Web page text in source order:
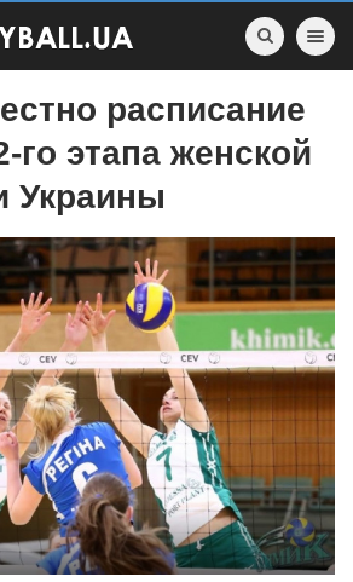
Toggle
расписание
го этапа женской
Украины